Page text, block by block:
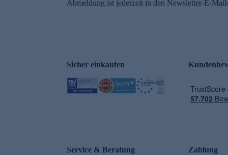
Abmeldung ist jederzeit in den Newsletter-E-
Sicher einkaufen
Service & Beratung Zahlung